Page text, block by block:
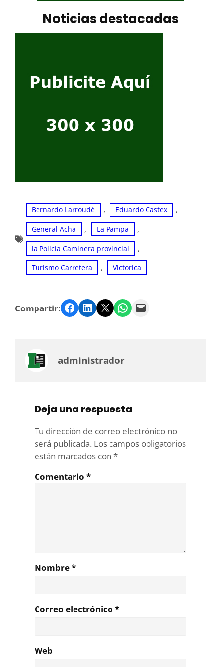
Noticias destacadas
Bernardo Larroudé , Eduardo Castex ,
General Acha , La Pampa ,
la Policía Caminera provincial ,
Turismo Carretera , Victorica
Compartir: Facebook LinkedIn Twitter WhatsApp Email
administrador
Deja una respuesta
Tu dirección de correo electrónico no
será publicada. Los campos obligatorios
están marcados con *
Comentario *
Nombre*
Correo electrónico *
Web